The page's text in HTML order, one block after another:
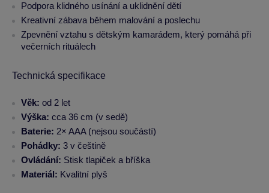
Podpora klidného usínání a uklidnění dětí
Kreativní zábava během malování a poslechu
Zpevnění vztahu s dětským kamarádem, který pomáhá při
večerních rituálech
Technická specifikace
Věk: od 2 let
Výška: cca 36 cm (v sedě)
Baterie: 2× AAA (nejsou součástí)
Pohádky: 3 v češtině
Ovládání: Stisk tlapiček a bříška
Materiál: Kvalitní plyš